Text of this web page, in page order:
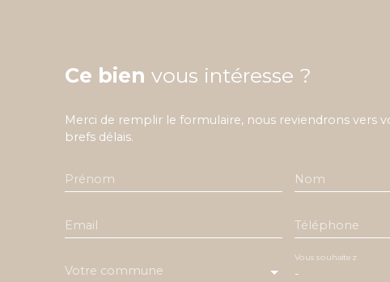
Ce bien vous intéresse ?
Merci de remplir le formulaire, nous reviendrons vers
brefs délais.
Prénom Nom
Email Téléphone
Votre commune -
Vous souhaitez